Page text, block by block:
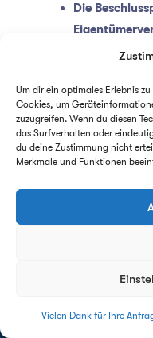
Um dir ein optimales Erlebnis
Cookies, um
zuzugreifen. Wenn du diesen
das Surfverhalten oder
du deine Zustimmung nicht
Merkmale und Funktionen
Vielen Dank für Ihre
Die
Gutachter
drohende
Die aktuelle
Cent genau,
energetische
WICHTIG ZU
Antwort